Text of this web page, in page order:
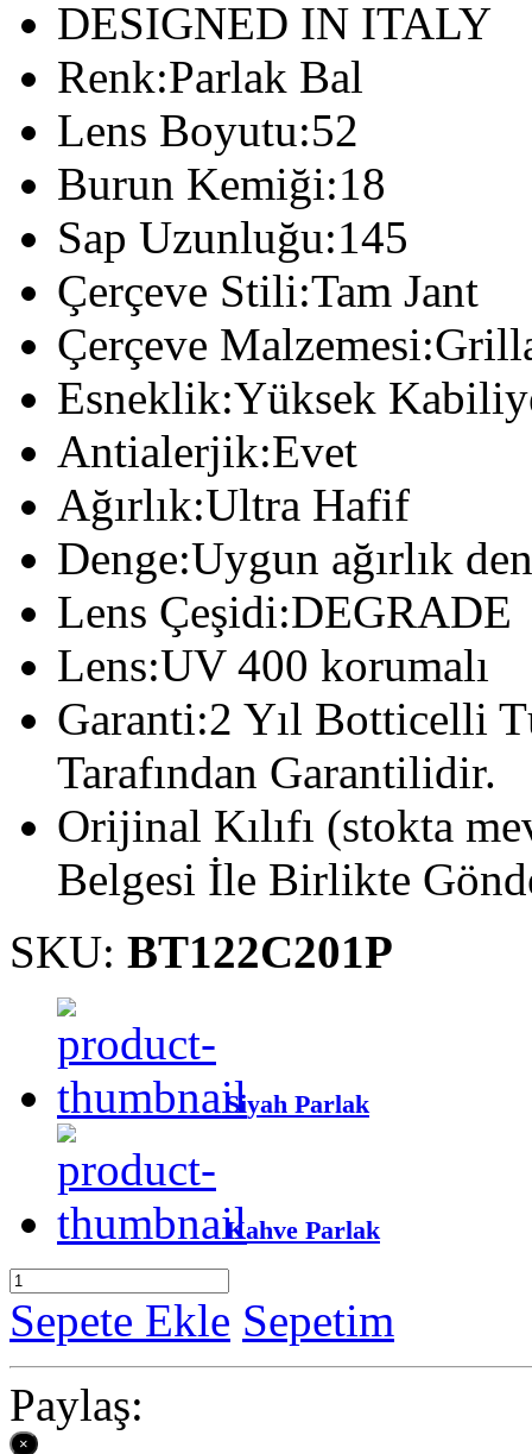
DESIGNED IN ITALY
Renk:Parlak Bal
Lens Boyutu:52
Burun Kemiği:18
Sap Uzunluğu:145
Çerçeve Stili:Tam Jant
Çerçeve
Esneklik:Yüksek
Antialerjik:Evet
Ağırlık:Ultra Hafif
Denge:Uygun ağırlık
Lens Çeşidi:DEGRADE
Lens:UV 400 korumalı
Garanti:2 Yıl Botticelli
Tarafından Garantilidir.
Orijinal Kılıfı (stokta
Belgesi İle Birlikte
SKU: BT122C201P
Siyah Parlak
Kahve Parlak
Sepete Ekle Sepetim
Paylaş:
×